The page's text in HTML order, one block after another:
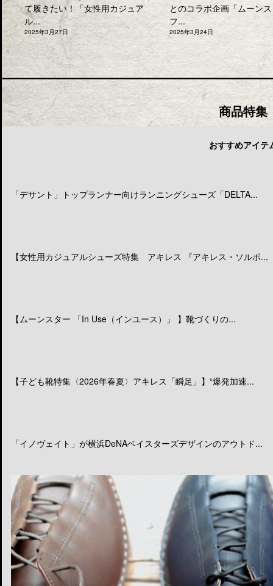
て履きたい！「女性用カジュア
ル...
2025年3月27日
とのコラボ企画「ムーン
フ...
2025年3月24日
商品特集
おすすめアイテ
「デサント」トップランナー向けランニングシューズ「DELTA...
【女性用カジュアルシューズ特集 アキレス 『アキレス・ソルボ...
【ムーンスター 「In Use（インユース）」 】靴づくりの...
【子ども靴特集〈2026年春夏〉アキレス「瞬足」】“爆発加速...
「イノヴェイト」が横浜DeNAベイスターズデザインのアウトド...